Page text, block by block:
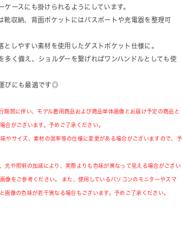
ケースにも掛けられるようにしています。
靴収納、背面ポケットにはパスポートや充電器を整理可
としやすい素材を使用したダストポケット仕様に。
多く備え、ショルダーを繋げればワンハンドルとしても使
びにも最適です◎
期間に伴い、モデル着用商品および商品単体画像とお届け予定の商品と
合がございます。予めご了承ください。
やサイズ、素材の混率等の仕様に変更がある場合がございますので、予
光や照明の加減により、実際よりも色味が異なって見える場合がござい
像をご参考ください。 また、使用しているパソコンのモニターやスマ
画像の色味が若干異なる場合もございます。予めご了承ください。